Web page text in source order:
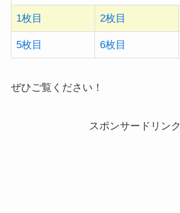
1枚目 2枚目
5枚目 6枚目
ぜひご覧ください！
スポンサードリンク